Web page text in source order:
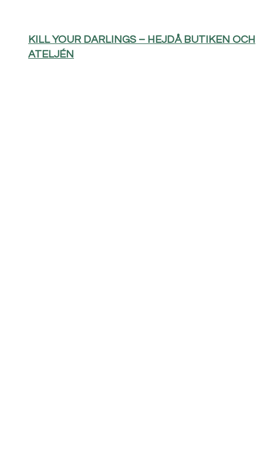
KILL YOUR DARLINGS – HEJDÅ BUTIKEN OCH
ATELJÉN